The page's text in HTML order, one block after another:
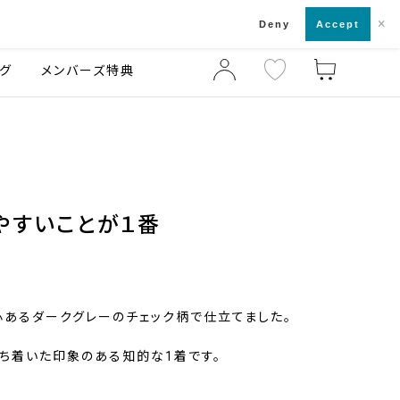
店舗一覧・来店予約
メンバーズ特典
すいことが１番
るダークグレーのチェック柄で仕立てました。
着いた印象のある知的な1着です。
Deny Accept ×